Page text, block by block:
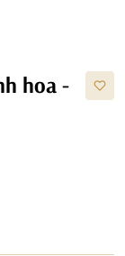
hoa -